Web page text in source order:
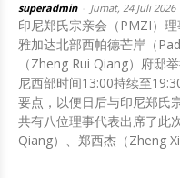
superadmin Jumat, 24 Juli 2026
印尼郑氏宗亲会（PMZI）
雅加达北部西帕德芒岸（
（Zheng Rui Qiang）府邸
尼西部时间13:00持续至
要点，以便日后与印尼郑氏
共有八位理事代表出席了此
Qiang）、郑西杰（Zheng